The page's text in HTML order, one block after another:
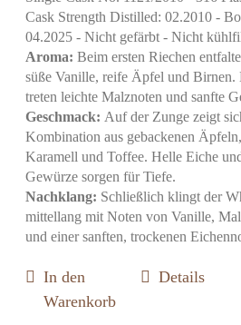
Cask Strength Distilled: 02.2010 -
04.2025 - Nicht gefärbt - Nicht
Aroma: Beim ersten Riechen
süße Vanille, reife Äpfel und Birnen.
treten leichte Malznoten und sanfte
Geschmack: Auf der Zunge zeigt
Kombination aus gebackenen Äpfeln,
Karamell und Toffee. Helle Eiche
Gewürze sorgen für Tiefe.
Nachklang: Schließlich klingt der
mittellang mit Noten von Vanille,
und einer sanften, trockenen
In den
Warenkorb
Details